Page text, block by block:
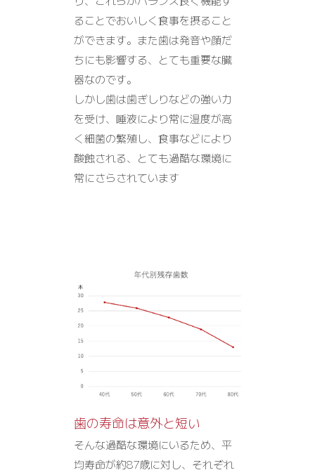
ることでおいしく食事を摂ること
ができます。また歯は発音や顔だ
ちにも影響する、とても重要な臓
器なのです。
しかし歯は歯ぎしりなどの強い力
を受け、唾液により常に湿度が高
く細菌の繁殖し、食事などにより
酸蝕される、とても過酷な環境に
常にさらされています
歯の寿命は意外と短い
そんな過酷な環境にいるため、平
均寿命が約87歳に対し、それぞれ